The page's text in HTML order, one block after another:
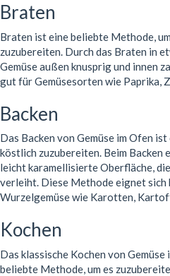
Braten
Braten ist eine beliebte Methode,
zuzubereiten. Durch das Braten in
Gemüse außen knusprig und innen
gut für Gemüsesorten wie Paprika,
Backen
Das Backen von Gemüse im Ofen
köstlich zuzubereiten. Beim Backen
leicht karamellisierte Oberfläche,
verleiht. Diese Methode eignet sich
Wurzelgemüse wie Karotten,
Kochen
Das klassische Kochen von
beliebte Methode, um es